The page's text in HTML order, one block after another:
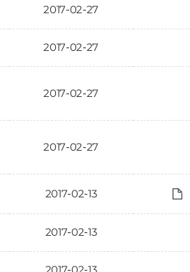
2017-02-27
2017-02-27
2017-02-27
2017-02-27
2017-02-13
2017-02-13